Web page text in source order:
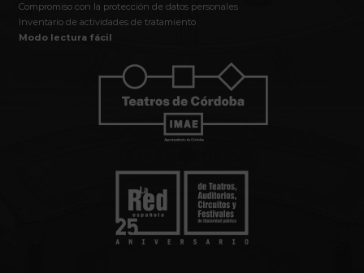
Compromiso con la protección de datos personales
Inventario de actividades de tratamiento
Modo lectura fácil